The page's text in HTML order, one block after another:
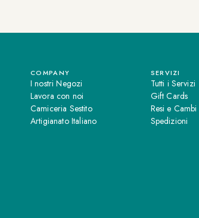
COMPANY
I nostri Negozi
Lavora con noi
Camiceria Sestito
Artigianato Italiano
SERVIZI
Tutti i Servizi
Gift Cards
Resi e Cambi
Spedizioni